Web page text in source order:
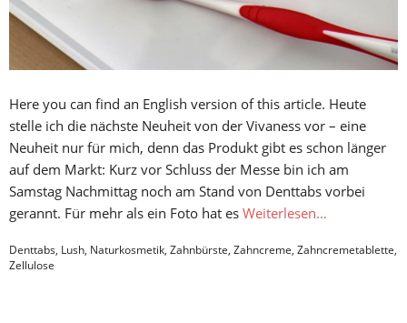
Here you can find an English version of this article. Heute
stelle ich die nächste Neuheit von der Vivaness vor – eine
Neuheit nur für mich, denn das Produkt gibt es schon länger
auf dem Markt: Kurz vor Schluss der Messe bin ich am
Samstag Nachmittag noch am Stand von Denttabs vorbei
gerannt. Für mehr als ein Foto hat es Weiterlesen…
Denttabs, Lush, Naturkosmetik, Zahnbürste, Zahncreme, Zahncremetablette,
Zellulose